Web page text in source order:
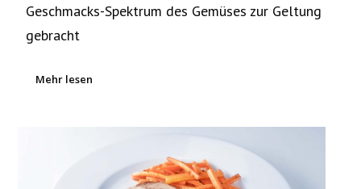
Geschmacks-Spektrum des Gemüses zur Geltung
gebracht
Mehr lesen